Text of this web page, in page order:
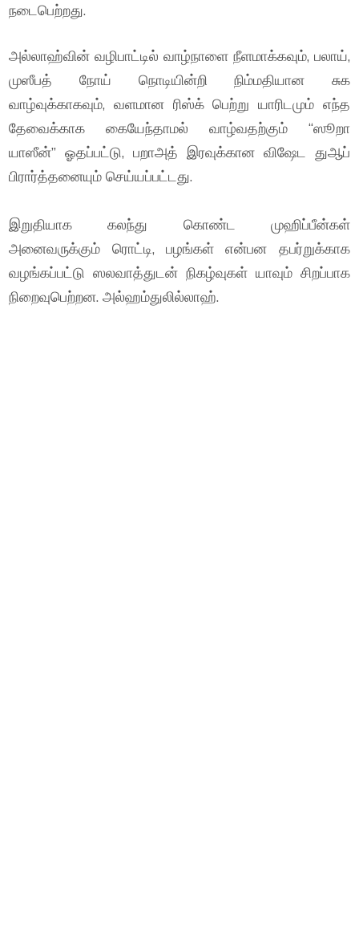
நடைபெற்றது.
அல்லாஹ்வின் வழிபாட்டில் வாழ்நாளை நீளமாக்கவும், பலாய்,
முஸீபத் நோய் நொடியின்றி நிம்மதியான சுக
வாழ்வுக்காகவும், வளமான ரிஸ்க் பெற்று யாரிடமும் எந்த
தேவைக்காக கையேந்தாமல் வாழ்வதற்கும் “ஸூறா
யாஸீன்” ஓதப்பட்டு, பறாஅத் இரவுக்கான விஷேட துஆப்
பிரார்த்தனையும் செய்யப்பட்டது.
இறுதியாக கலந்து கொண்ட முஹிப்பீன்கள்
அனைவருக்கும் ரொட்டி, பழங்கள் என்பன தபர்றுக்காக
வழங்கப்பட்டு ஸலவாத்துடன் நிகழ்வுகள் யாவும் சிறப்பாக
நிறைவுபெற்றன. அல்ஹம்துலில்லாஹ்.